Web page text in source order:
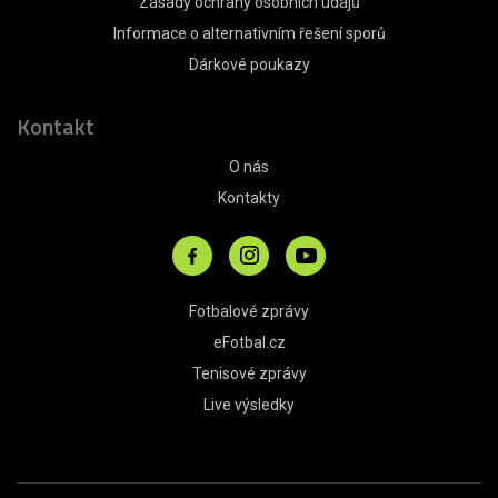
Informace o alternativním řešení sporů
Dárkové poukazy
Kontakt
O nás
Kontakty
Fotbalové zprávy
eFotbal.cz
Tenisové zprávy
Live výsledky